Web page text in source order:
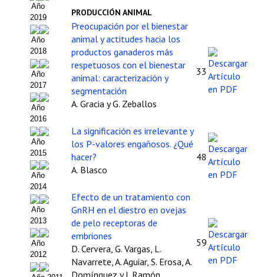
Directrices para autores/as
Políticas Editoriales
Propuesta Volumen Especial
Sello Calidad FECYT
Premio Prensa Agraria
Buscador de Artículos
JORNADAS AIDA
Presentación Jornadas
Comunicaciones
Jornadas PAM 2026
Premio Jóvenes Investigadores
Año
2019
Año
2018
Año
2017
Año
2016
Año
2015
Año
2014
Año
2013
Año
2012
PRODUCCIÓN ANIMAL
Preocupación por el bienestar
animal y actitudes hacia los
productos ganaderos más
respetuosos con el bienestar
animal: caracterización y
segmentación
A. Gracia y G. Zeballos
33
La significación es irrelevante y
los P-valores engañosos. ¿Qué
hacer?
A. Blasco
48
Efecto de un tratamiento con
GnRH en el diestro en ovejas
de pelo receptoras de
embriones
D. Cervera, G. Vargas, L.
Navarrete, A. Aguiar, S. Erosa, A.
Domínguez y J. Ramón
59